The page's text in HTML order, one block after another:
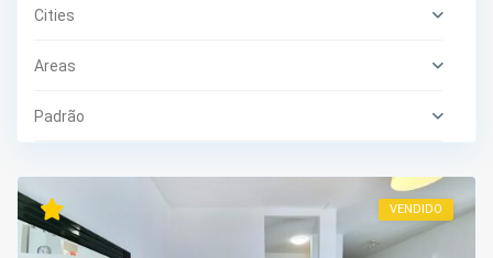
Cities
Areas
Padrão
VENDIDO